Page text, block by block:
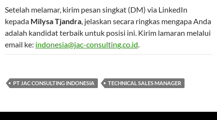
Setelah melamar, kirim pesan singkat (DM) via LinkedIn
kepada Milysa Tjandra, jelaskan secara ringkas mengapa Anda
adalah kandidat terbaik untuk posisi ini. Kirim lamaran melalui
email ke: indonesia@jac-consulting.co.id.
PT JAC CONSULTING INDONESIA TECHNICAL SALES MANAGER